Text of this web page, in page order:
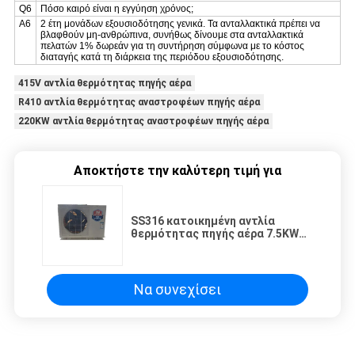
Q6
Πόσο καιρό είναι η εγγύηση χρόνος;
A6
2 έτη μονάδων εξουσιοδότησης γενικά. Τα ανταλλακτικά πρέπει να
βλαφθούν μη-ανθρώπινα,συνήθως δίνουμε στα ανταλλακτικά
πελατών 1% δωρεάν για τη συντήρηση σύμφωνα με το κόστος
διαταγής κατά τη διάρκεια της περιόδου εξουσιοδότησης.
415V αντλία θερμότητας πηγής αέρα
R410 αντλία θερμότητας αναστροφέων πηγής αέρα
220KW αντλία θερμότητας αναστροφέων πηγής αέρα
Αποκτήστε την καλύτερη τιμή για
SS316 κατοικημένη αντλία
θερμότητας πηγής αέρα 7.5KW
Να συνεχίσει